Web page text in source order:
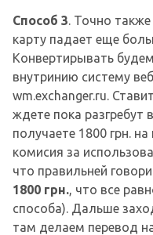
Способ 3. Точно
карту падает еще
Конвертирывать
внутринию систему
wm.exchanger.ru.
ждете пока разгребут
получаете 1800 грн.
комисия за
что правильней
1800 грн., что все
способа). Дальше
там делаем перевод